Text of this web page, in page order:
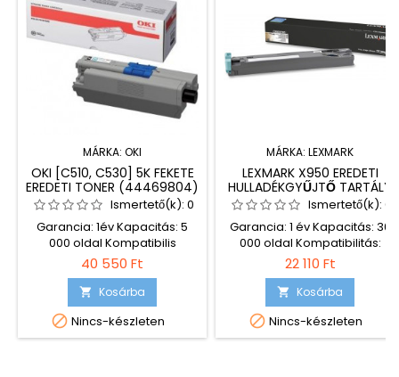
MÁRKA: OKI
OKI [C510, C530] 5K FEKETE
EREDETI TONER (44469804)
Ismertető(k): 0
Garancia: 1év Kapacitás: 5
000 oldal Kompatibilis
nyomtatók: Oki C510 Oki C530
Oki MC561
40 550 Ft
 Kosárba
 Nincs-készleten
MÁRKA: LEXMARK
LEXMARK X950 EREDETI
HULLADÉKGYŰJTŐ TARTÁLY
Ismertető(k): 0
Garancia: 1 év Kapacitás: 30
000 oldal Kompatibilitás:
Lexmark X950de Lexmark
X952dte Lexmark X954dhe
Lexmark C950de
22 110 Ft
 Kosárba
 Nincs-készleten